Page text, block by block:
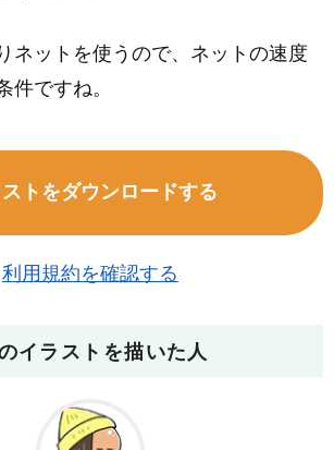
ネットを使うので、ネットの速度
件ですね。
トをダウンロードする
利用規約を確認する
イラストを描いた人